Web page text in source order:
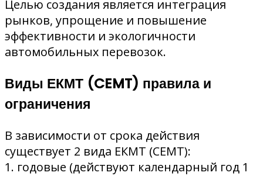
Целью создания является интеграция
рынков, упрощение и повышение
эффективности и экологичности
автомобильных перевозок.
Виды ЕКМТ (CEMT) правила и
ограничения
В зависимости от срока действия
существует 2 вида ЕКМТ (CEMT):
1. годовые (действуют календарный год 1